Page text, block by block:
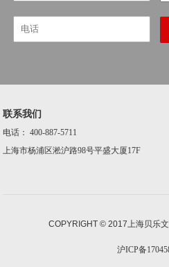
联系我们
电话： 400-887-5711
上海市杨浦区淞沪路98号平盛大厦17F
COPYRIGHT © 2017 上海贝乐
沪ICP备